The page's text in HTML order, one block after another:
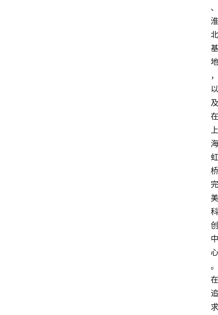
、
淮
北
基
地
，
以
及
在
上
海
虹
桥
完
美
科
创
中
心
。
在
追
求